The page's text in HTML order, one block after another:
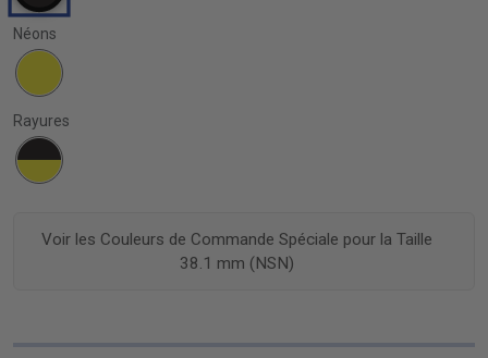
Néons
Rayures
Voir les Couleurs de Commande Spéciale pour la Taille
38.1 mm (NSN)